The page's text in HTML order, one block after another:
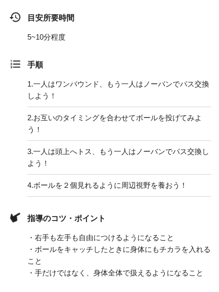
目安所要時間
5~10分程度
手順
1.一人はワンバウンド、もう一人はノーバンでパス交換
しよう！
2.お互いのタイミングを合わせてボールを投げてみよ
う！
3.一人は頭上へトス、もう一人はノーバンでパス交換し
よう！
4.ボールを２個見れるように周辺視野を養おう！
指導のコツ・ポイント
・右手も左手も自由につけるようになること
・ボールをキャッチしたときに身体にもチカラを入れる
こと
・手だけではなく、身体全体で扱えるようになること